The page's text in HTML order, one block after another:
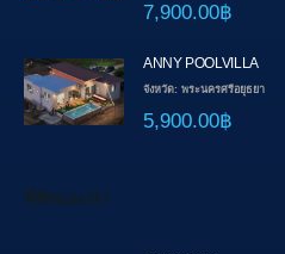
7,900.00฿
ANNY POOLVILLA
จังหวัด: พระนครศรีอยุธยา
5,900.00฿
ที่พักแนะนำ